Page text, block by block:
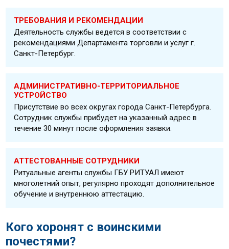
ТРЕБОВАНИЯ И РЕКОМЕНДАЦИИ
Деятельность службы ведется в соответствии с
рекомендациями Департамента торговли и услуг г.
Санкт-Петербург.
АДМИНИСТРАТИВНО-ТЕРРИТОРИАЛЬНОЕ
УСТРОЙСТВО
Присутствие во всех округах города Санкт-Петербурга.
Сотрудник службы прибудет на указанный адрес в
течение 30 минут после оформления заявки.
АТТЕСТОВАННЫЕ СОТРУДНИКИ
Ритуальные агенты службы ГБУ РИТУАЛ имеют
многолетний опыт, регулярно проходят дополнительное
обучение и внутреннюю аттестацию.
Кого хоронят с воинскими
почестями?